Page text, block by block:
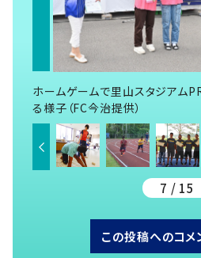
ホームゲームで里山スタジアム
る様子（FC今治提供）
7 / 15
この投稿へのコメ